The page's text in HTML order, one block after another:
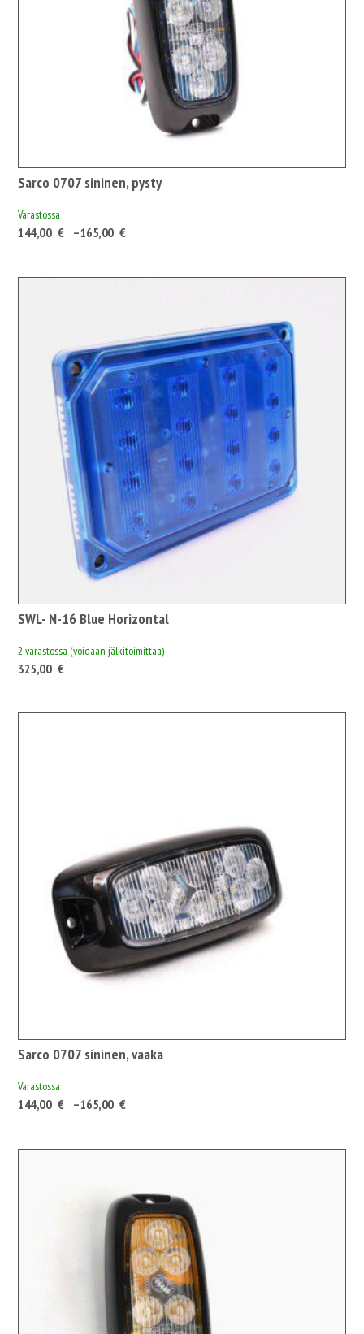
Sarco 0707 sininen, pysty
Varastossa
144,00 € –165,00 €
SWL- N-16 Blue Horizontal
2 varastossa (voidaan jälkitoimittaa)
325,00 €
Sarco 0707 sininen, vaaka
Varastossa
144,00 € –165,00 €